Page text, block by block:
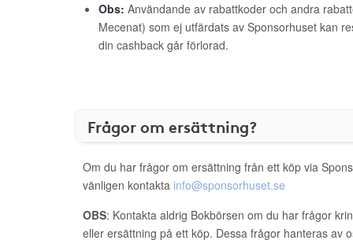
Obs: Användande av rabattkoder och andra
Mecenat) som ej utfärdats av Sponsorhuset kan
din cashback går förlorad.
Frågor om ersättning?
Om du har frågor om ersättning från ett köp via
vänligen kontakta info@sponsorhuset.se
OBS: Kontakta aldrig Bokbörsen om du har frågor
eller ersättning på ett köp. Dessa frågor hanteras av